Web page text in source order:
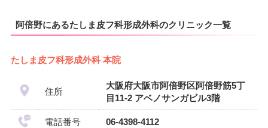
阿倍野にあるたしま皮フ科形成外科のクリニック一覧
たしま皮フ科形成外科 本院
住所
大阪府大阪市阿倍野区阿倍野筋5丁
目11-2 アベノサンガビル3階
電話番号 06-4398-4112